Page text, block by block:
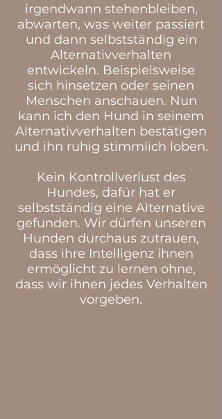
irgendwann stehenbleiben,
abwarten, was weiter passiert
und dann selbstständig ein
Alternativverhalten
entwickeln. Beispielsweise
sich hinsetzen oder seinen
Menschen anschauen. Nun
kann ich den Hund in seinem
Alternativverhalten bestätigen
und ihn ruhig stimmlich loben.
Kein Kontrollverlust des
Hundes, dafür hat er
selbstständig eine Alternative
gefunden. Wir dürfen unseren
Hunden durchaus zutrauen,
dass ihre Intelligenz ihnen
ermöglicht zu lernen ohne,
dass wir ihnen jedes Verhalten
vorgeben.